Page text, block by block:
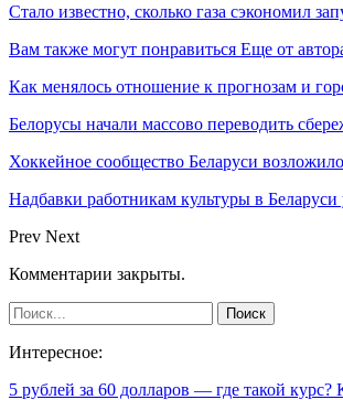
Стало известно, сколько газа сэкономил
Вам также могут понравиться Еще от
Как менялось отношение к прогнозам и
Белорусы начали массово переводить
Хоккейное сообщество Беларуси
Надбавки работникам культуры в
Prev Next
Комментарии закрыты.
Интересное:
5 рублей за 60 долларов — где такой